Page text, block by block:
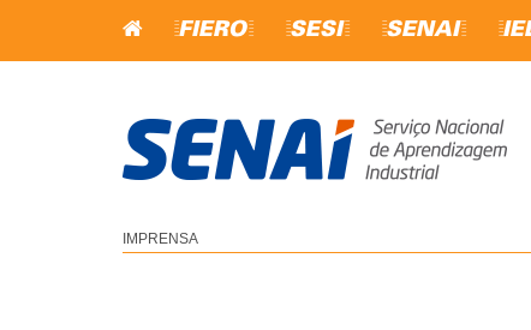
=FIERO= =SESI= =SENAI=
IMPRENSA